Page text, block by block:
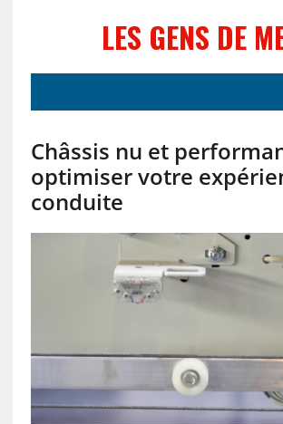
LES GENS DE
Châssis nu et
optimiser votre
conduite